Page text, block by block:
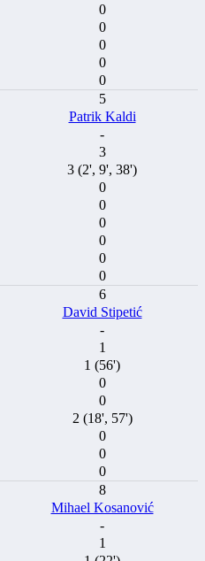
0
0
0
0
0
5
Patrik Kaldi
-
3
3 (2', 9', 38')
0
0
0
0
0
0
6
David Stipetić
-
1
1 (56')
0
0
2 (18', 57')
0
0
0
8
Mihael Kosanović
-
1